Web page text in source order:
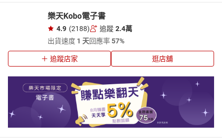
樂天Kobo電子書
4.9 (2188) 追蹤 2.4萬
出貨速度 1 天回應率57%
追蹤店家 逛店舖